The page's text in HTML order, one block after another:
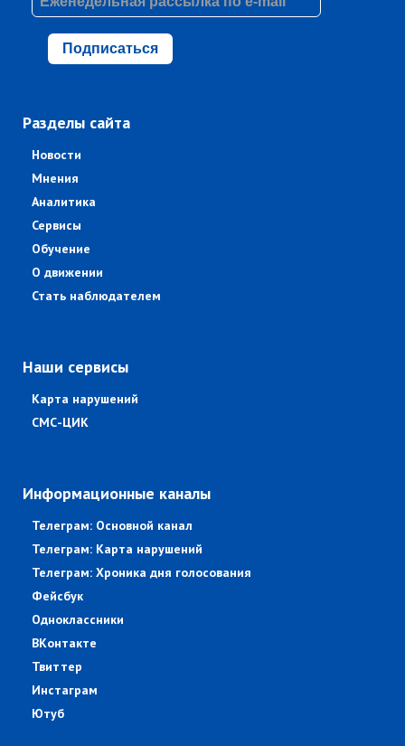
Подписаться
Разделы сайта
Новости
Мнения
Аналитика
Сервисы
Обучение
О движении
Стать наблюдателем
Наши сервисы
Карта нарушений
СМС-ЦИК
Информационные каналы
Телеграм: Основной канал
Телеграм: Карта нарушений
Телеграм: Хроника дня голосования
Фейсбук
Одноклассники
ВКонтакте
Твиттер
Инстаграм
Ютуб